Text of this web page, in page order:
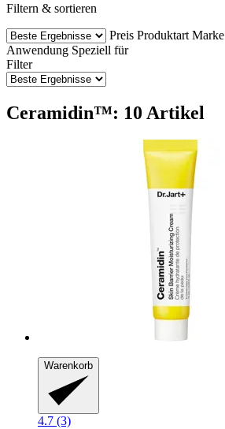
Filtern & sortieren
Preis Produktart Marke
Anwendung Speziell für
Filter
Ceramidin™: 10 Artikel
Warenkorb
4.7 (3)